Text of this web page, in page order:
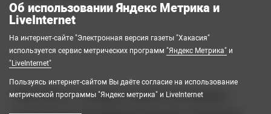
2008-2026 © Государственное автономное
Об использовании Яндекс Метрика и
LiveInternet
На интернет-сайте "Электронная версия газеты "Хакасия"
используется сервис метрических программ "Яндекс Метрика" и
"LiveInternet"
Пользуясь интернет-сайтом Вы даёте согласие на использование
метрической программы "Яндекс метрика" и LiveInternet